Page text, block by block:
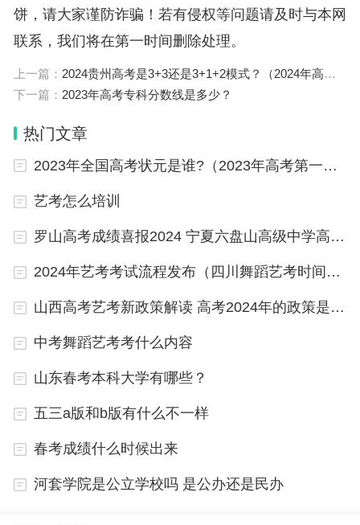
理科生会关注工科专业，因此，工科专业的录取分数
会有一定的上升。
五、医学类专业的报考热度保持稳定
上升，因此，录取分数会继续维持高位。
会转岗的可能，因此，师范专业的就业形势不容乐
观，除了公费师范和优师计划外，师范专业的录取分
数会持续走弱。
七、财经类专业录取分数会继续走弱
财经类专业的走弱已经有好几年了，今年的形势也不
会好到哪儿去，部分财经类名校的调整还没有到位，
八、外语类专业和院校会持续遇冷
饼，请大家谨防诈骗！若有侵权等问题请及时与本网
联系，我们将在第一时间删除处理。
上一篇： 2024贵州高考是3+3还是3+1+2模式？（2024年高考改革政策）
下一篇： 2023年高考专科分数线是多少？
热门文章
2023年全国高考状元是谁?（2023年高考第一名是谁？）
艺考怎么培训
罗山高考成绩喜报2024 宁夏六盘山高级中学高考成绩
2024年艺考考试流程发布（四川舞蹈艺考时间2024）
山西高考艺考新政策解读 高考2024年的政策是怎样的
中考舞蹈艺考考什么内容
山东春考本科大学有哪些？
五三a版和b版有什么不一样
春考成绩什么时候出来
河套学院是公立学校吗 是公办还是民办